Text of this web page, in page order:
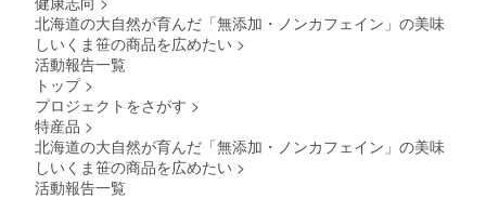
け商品
のラベ
は必ず
お届け
・妊娠
中の人
味は
雪山の
麓、上
た小さ
北海道の大自然が育んだ「無添加・ノンカフェイン」の美味
しいくま笹の商品を広めたい >
活動報告一覧
トップ >
プロジェクトをさがす >
特産品 >
北海道の大自然が育んだ「無添加・ノンカフェイン」の美味
しいくま笹の商品を広めたい >
活動報告一覧